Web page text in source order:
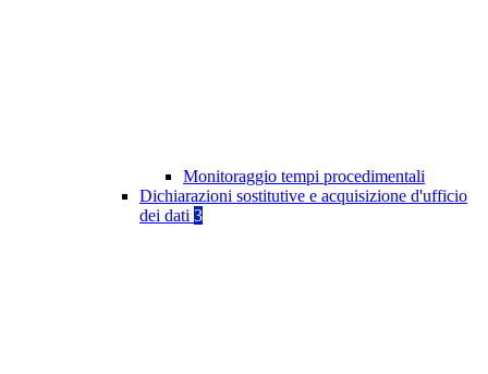
Monitoraggio tempi procedimentali
Dichiarazioni sostitutive e acquisizione d'ufficio
dei dati 3